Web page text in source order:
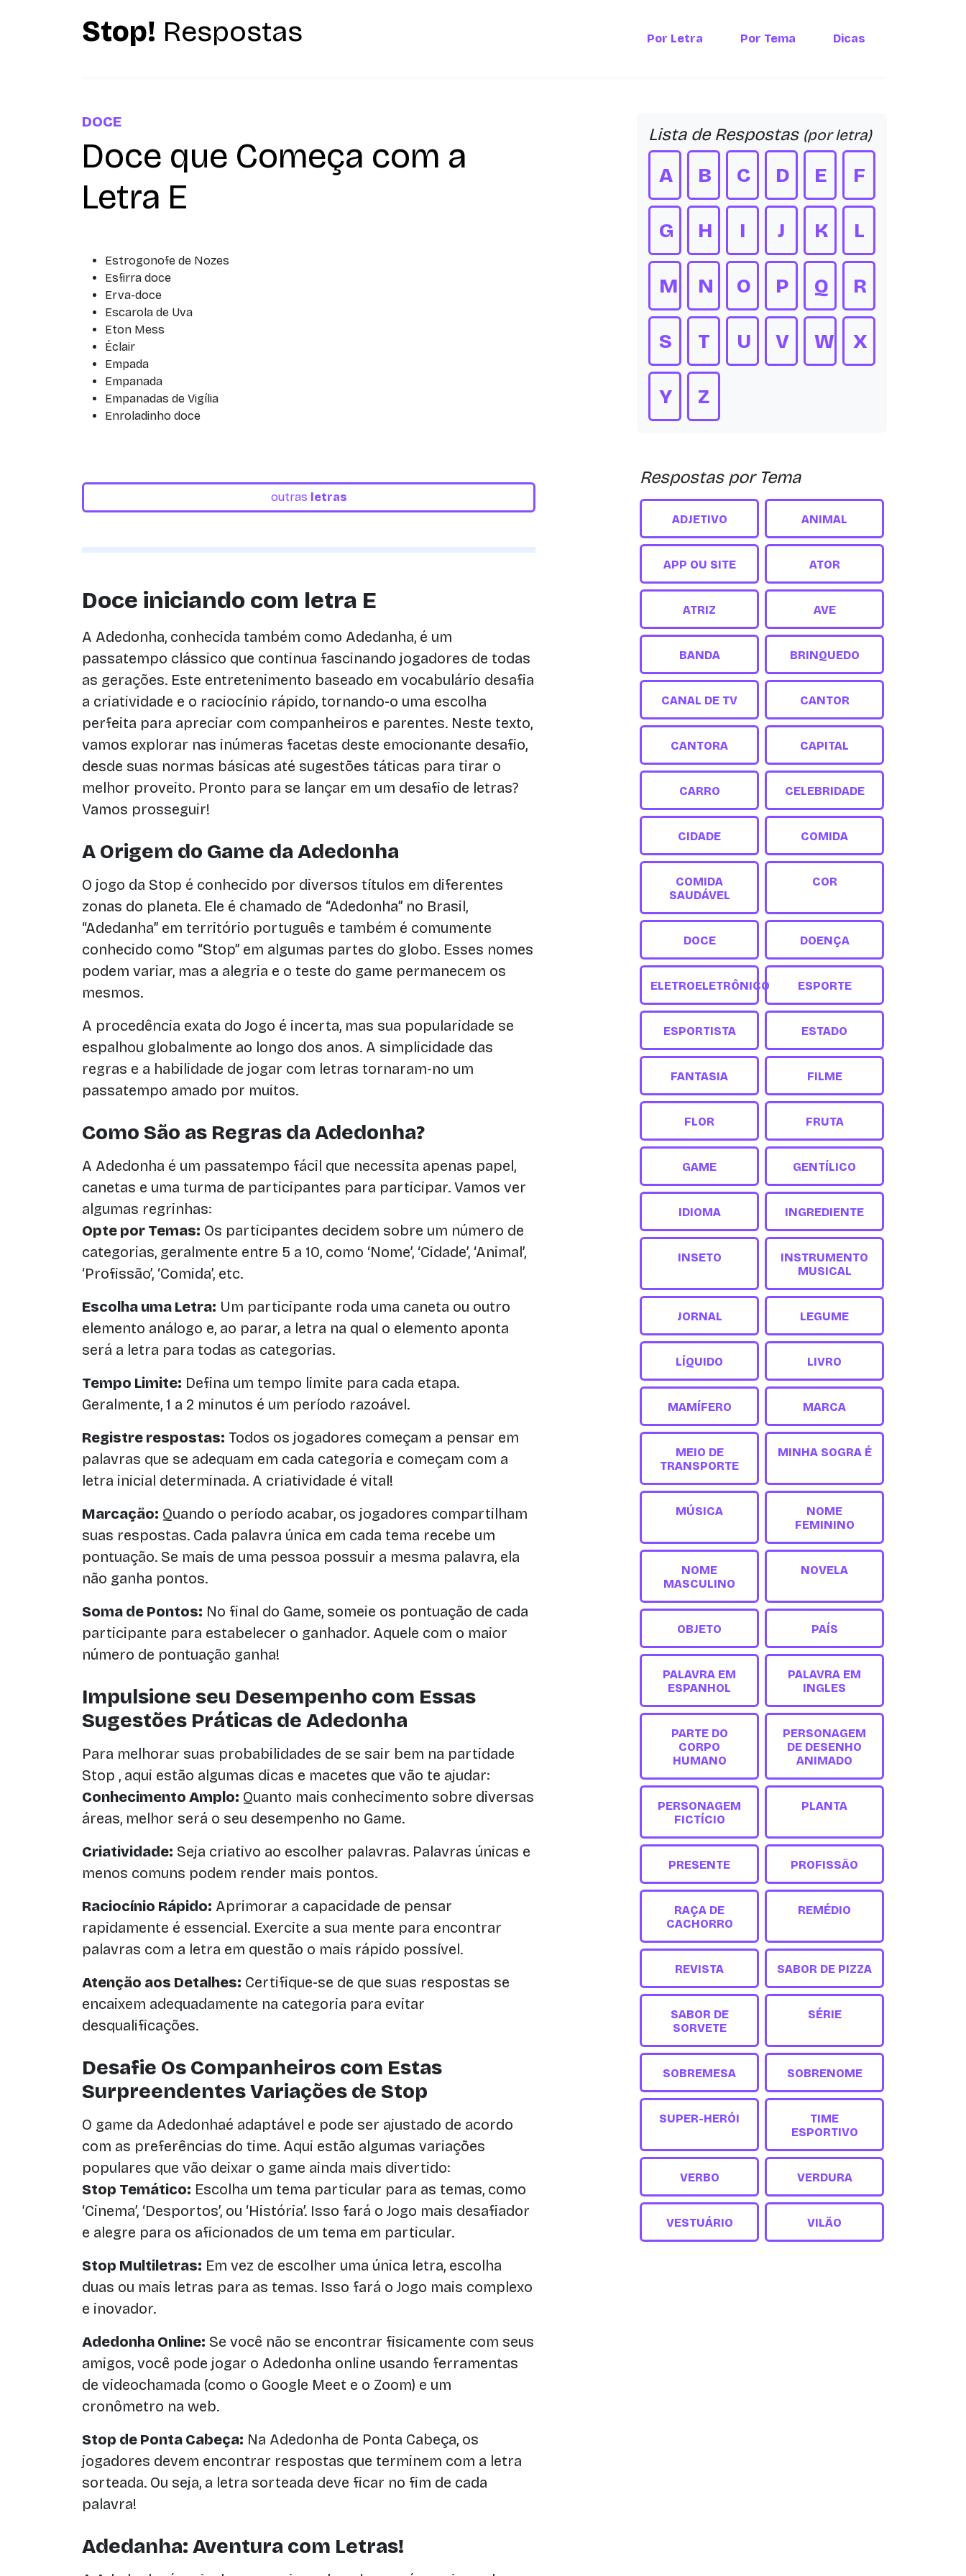
Stop! Respostas Por Letra Por Tema Dicas
DOCE
Doce que Começa com a
Letra E
Estrogonofe de Nozes
Esfirra doce
Erva-doce
Escarola de Uva
Eton Mess
Éclair
Empada
Empanada
Empanadas de Vigília
Enroladinho doce
outras letras
Doce iniciando com letra E
A Adedonha, conhecida também como Adedanha, é um
passatempo clássico que continua fascinando jogadores de todas
as gerações. Este entretenimento baseado em vocabulário desafia
a criatividade e o raciocínio rápido, tornando-o uma escolha
perfeita para apreciar com companheiros e parentes. Neste texto,
vamos explorar nas inúmeras facetas deste emocionante desafio,
desde suas normas básicas até sugestões táticas para tirar o
melhor proveito. Pronto para se lançar em um desafio de letras?
Vamos prosseguir!
A Origem do Game da Adedonha
O jogo da Stop é conhecido por diversos títulos em diferentes
zonas do planeta. Ele é chamado de “Adedonha” no Brasil,
“Adedanha” em território português e também é comumente
conhecido como “Stop” em algumas partes do globo. Esses nomes
podem variar, mas a alegria e o teste do game permanecem os
mesmos.
A procedência exata do Jogo é incerta, mas sua popularidade se
espalhou globalmente ao longo dos anos. A simplicidade das
regras e a habilidade de jogar com letras tornaram-no um
passatempo amado por muitos.
Como São as Regras da Adedonha?
A Adedonha é um passatempo fácil que necessita apenas papel,
canetas e uma turma de participantes para participar. Vamos ver
algumas regrinhas:
Opte por Temas: Os participantes decidem sobre um número de
categorias, geralmente entre 5 a 10, como ‘Nome’, ‘Cidade’, ‘Animal’,
‘Profissão’, ‘Comida’, etc.
Escolha uma Letra: Um participante roda uma caneta ou outro
elemento análogo e, ao parar, a letra na qual o elemento aponta
será a letra para todas as categorias.
Tempo Limite: Defina um tempo limite para cada etapa.
Geralmente, 1 a 2 minutos é um período razoável.
Registre respostas: Todos os jogadores começam a pensar em
palavras que se adequam em cada categoria e começam com a
letra inicial determinada. A criatividade é vital!
Marcação: Quando o período acabar, os jogadores compartilham
suas respostas. Cada palavra única em cada tema recebe um
pontuação. Se mais de uma pessoa possuir a mesma palavra, ela
não ganha pontos.
Soma de Pontos: No final do Game, someie os pontuação de cada
participante para estabelecer o ganhador. Aquele com o maior
número de pontuação ganha!
Impulsione seu Desempenho com Essas
Sugestões Práticas de Adedonha
Para melhorar suas probabilidades de se sair bem na partidade
Stop , aqui estão algumas dicas e macetes que vão te ajudar:
Conhecimento Amplo: Quanto mais conhecimento sobre diversas
áreas, melhor será o seu desempenho no Game.
Criatividade: Seja criativo ao escolher palavras. Palavras únicas e
menos comuns podem render mais pontos.
Raciocínio Rápido: Aprimorar a capacidade de pensar
rapidamente é essencial. Exercite a sua mente para encontrar
palavras com a letra em questão o mais rápido possível.
Atenção aos Detalhes: Certifique-se de que suas respostas se
encaixem adequadamente na categoria para evitar
desqualificações.
Desafie Os Companheiros com Estas
Surpreendentes Variações de Stop
O game da Adedonhaé adaptável e pode ser ajustado de acordo
com as preferências do time. Aqui estão algumas variações
populares que vão deixar o game ainda mais divertido:
Stop Temático: Escolha um tema particular para as temas, como
‘Cinema’, ‘Desportos’, ou ‘História’. Isso fará o Jogo mais desafiador
e alegre para os aficionados de um tema em particular.
Stop Multiletras: Em vez de escolher uma única letra, escolha
duas ou mais letras para as temas. Isso fará o Jogo mais complexo
e inovador.
Adedonha Online: Se você não se encontrar fisicamente com seus
amigos, você pode jogar o Adedonha online usando ferramentas
de videochamada (como o Google Meet e o Zoom) e um
cronômetro na web.
Stop de Ponta Cabeça: Na Adedonha de Ponta Cabeça, os
jogadores devem encontrar respostas que terminem com a letra
sorteada. Ou seja, a letra sorteada deve ficar no fim de cada
palavra!
Adedanha: Aventura com Letras!
Lista de Respostas (por letra)
A B C D E F
G H I J K L
M N O P Q R
S T U V W X
Y Z
Respostas por Tema
ADJETIVO ANIMAL
APP OU SITE ATOR
ATRIZ AVE
BANDA BRINQUEDO
CANAL DE TV CANTOR
CANTORA CAPITAL
CARRO CELEBRIDADE
CIDADE COMIDA
COMIDA
SAUDÁVEL
COR
DOCE DOENÇA
ELETROELETRÔNICO ESPORTE
ESPORTISTA ESTADO
FANTASIA FILME
FLOR FRUTA
GAME GENTÍLICO
IDIOMA INGREDIENTE
INSETO
INSTRUMENTO
MUSICAL
JORNAL LEGUME
LÍQUIDO LIVRO
MAMÍFERO MARCA
MEIO DE
TRANSPORTE
MINHA SOGRA É
MÚSICA
NOME
FEMININO
NOME
MASCULINO
NOVELA
OBJETO PAÍS
PALAVRA EM
ESPANHOL
PALAVRA EM
INGLES
PARTE DO
CORPO
HUMANO
PERSONAGEM
DE DESENHO
ANIMADO
PERSONAGEM
FICTÍCIO
PLANTA
PRESENTE PROFISSÃO
RAÇA DE
CACHORRO
REMÉDIO
REVISTA SABOR DE PIZZA
SABOR DE
SORVETE
SÉRIE
SOBREMESA SOBRENOME
SUPER-HERÓI
TIME
ESPORTIVO
VERBO VERDURA
VESTUÁRIO VILÃO